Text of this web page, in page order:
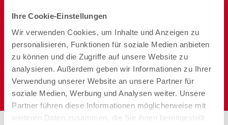
Ihre Cookie-Einstellungen
Wir verwenden Cookies, um Inhalte und Anzeigen zu
personalisieren, Funktionen für soziale Medien anbieten
zu können und die Zugriffe auf unsere Website zu
analysieren. Außerdem geben wir Informationen zu Ihrer
Verwendung unserer Website an unsere Partner für
soziale Medien, Werbung und Analysen weiter. Unsere
Partner führen diese Informationen möglicherweise mit
weiteren Daten zusammen, die Sie ihnen bereitgestellt
Reisen
Elektro